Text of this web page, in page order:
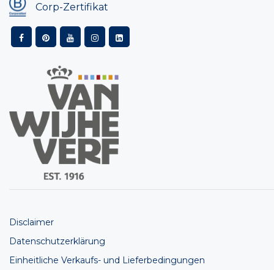
Corp-Zertifikat
Disclaimer
Datenschutzerklärung
Einheitliche Verkaufs- und Lieferbedingungen